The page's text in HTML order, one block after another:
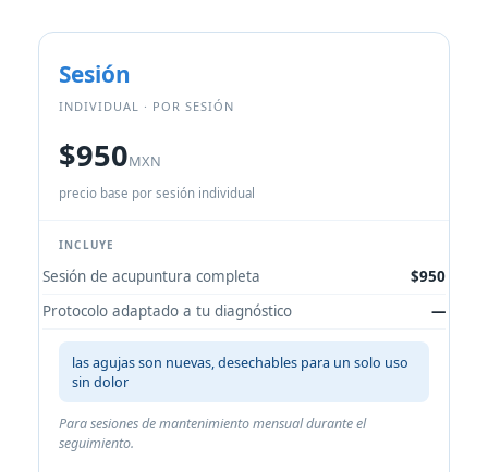
Sesión
INDIVIDUAL · POR SESIÓN
$950MXN
precio base por sesión individual
INCLUYE
Sesión de acupuntura completa
$950
Protocolo adaptado a tu diagnóstico
—
las agujas son nuevas, desechables para un solo uso
sin dolor
Para sesiones de mantenimiento mensual durante el
seguimiento.